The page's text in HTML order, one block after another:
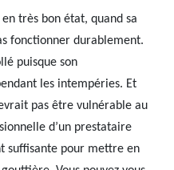
très bon état, quand sa
fonctionner durablement.
puisque son
les intempéries. Et
pas être vulnérable au
d’un prestataire
suffisante pour mettre en